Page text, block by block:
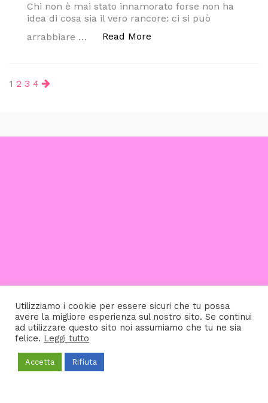
Chi non è mai stato innamorato forse non ha
idea di cosa sia il vero rancore: ci si può
arrabbiare …
Read More
Paginazione
1 2 3 4
Utilizziamo i cookie per essere sicuri che tu possa
avere la migliore esperienza sul nostro sito. Se continui
ad utilizzare questo sito noi assumiamo che tu ne sia
felice. Leggi tutto
Accetta Rifiuta